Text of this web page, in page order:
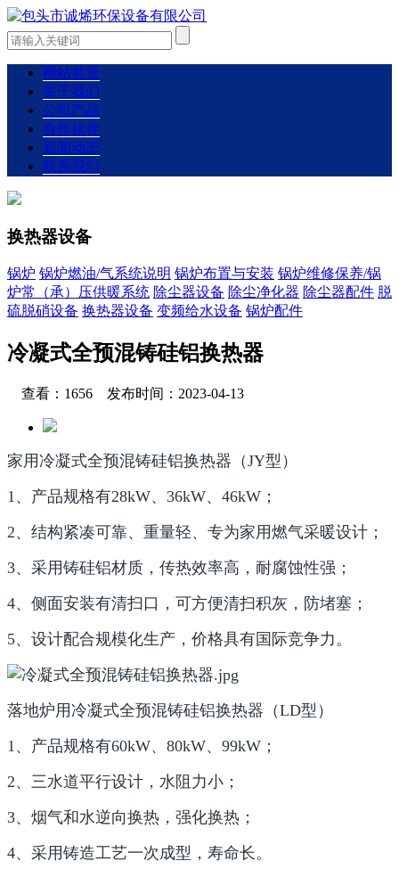
网站首页
关于我们
公司产品
合作伙伴
新闻动态
联系我们
换热器设备
锅炉 锅炉燃油/气系统说明 锅炉布置与安装 锅炉维修保养/锅
炉常（承）压供暖系统 除尘器设备 除尘净化器 除尘器配件 脱
硫脱硝设备 换热器设备 变频给水设备 锅炉配件
冷凝式全预混铸硅铝换热器
查看：1656 发布时间：2023-04-13
家用冷凝式全预混铸硅铝换热器（JY型）
1、产品规格有28kW、36kW、46kW；
2、结构紧凑可靠、重量轻、专为家用燃气采暖设计；
3、采用铸硅铝材质，传热效率高，耐腐蚀性强；
4、侧面安装有清扫口，可方便清扫积灰，防堵塞；
5、设计配合规模化生产，价格具有国际竞争力。
落地炉用冷凝式全预混铸硅铝换热器（LD型）
1、产品规格有60kW、80kW、99kW；
2、三水道平行设计，水阻力小；
3、烟气和水逆向换热，强化换热；
4、采用铸造工艺一次成型，寿命长。